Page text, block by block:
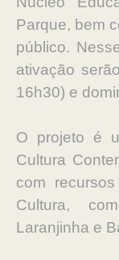
Parque, bem
público.
ativação
16h30) e
O projeto é
Cultura
com
Cultura,
Laranjinha e